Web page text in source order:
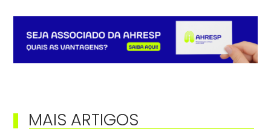
MAIS ARTIGOS